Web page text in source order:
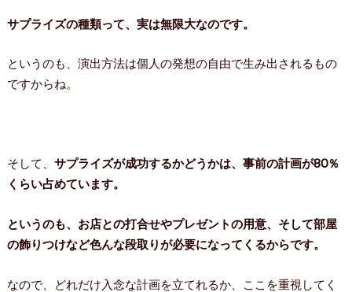
サプライズの種類って、実は無限大なのです。
というのも、演出方法は個人の発想の自由で生み出されるもの
ですからね。
そして、 サプライズが成功するかどうかは、事前の計画が80％
くらい占めています。
というのも、お店との打合せやプレゼントの用意、そして部屋
の飾りつけなど色んな段取りが必要になってくるからです。
なので、どれだけ入念な計画を立てれるか、ここを重視してく